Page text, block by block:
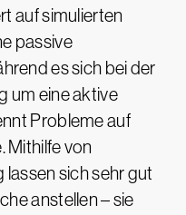
auf simulierten
passive
es sich bei der
um eine aktive
Probleme auf
Mithilfe von
sich sehr gut
anstellen – sie